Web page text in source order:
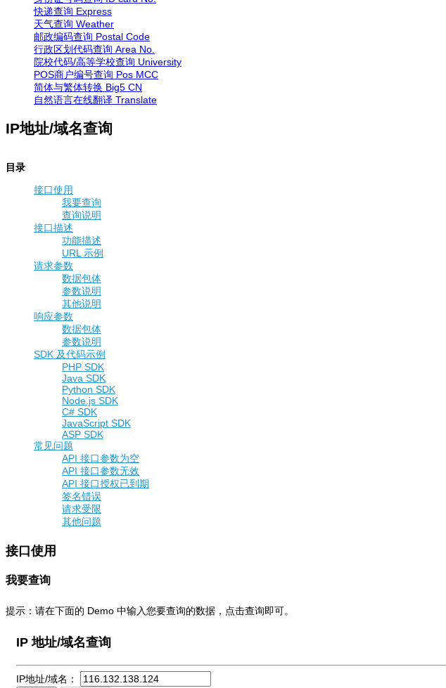
快递查询 Express
天气查询 Weather
邮政编码查询 Postal Code
行政区划代码查询 Area No.
院校代码/高等学校查询 University
POS商户编号查询 Pos MCC
简体与繁体转换 Big5 CN
自然语言在线翻译 Translate
IP地址/域名查询
目录
接口使用
我要查询
查询说明
接口描述
功能描述
URL 示例
请求参数
数据包体
参数说明
其他说明
响应参数
数据包体
参数说明
SDK 及代码示例
PHP SDK
Java SDK
Python SDK
Node.js SDK
C# SDK
JavaScript SDK
ASP SDK
常见问题
API 接口参数为空
API 接口参数无效
API 接口授权已到期
签名错误
请求受限
其他问题
接口使用
我要查询
提示：请在下面的 Demo 中输入您要查询的数据，点击查询即可。
IP 地址/域名查询
IP地址/域名：